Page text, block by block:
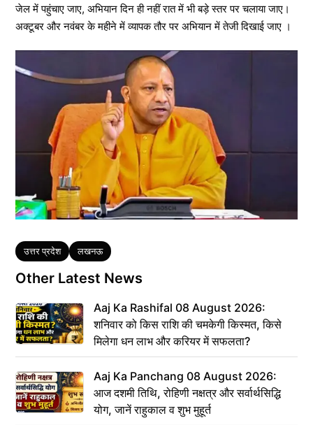
जेल में पहुंचाए जाए, अभियान दिन ही नहीं रात में भी बड़े स्तर पर चलाया जाए।
अक्टूबर और नवंबर के महीने में व्यापक तौर पर अभियान में तेजी दिखाई जाए ।
Tags
उत्तर प्रदेश लखनऊ
Other Latest News
Aaj Ka Rashifal 08 August 2026:
शनिवार को किस राशि की चमकेगी किस्मत, किसे
मिलेगा धन लाभ और करियर में सफलता?
Aaj Ka Panchang 08 August 2026:
आज दशमी तिथि, रोहिणी नक्षत्र और सर्वार्थसिद्धि
योग, जानें राहुकाल व शुभ मुहूर्त